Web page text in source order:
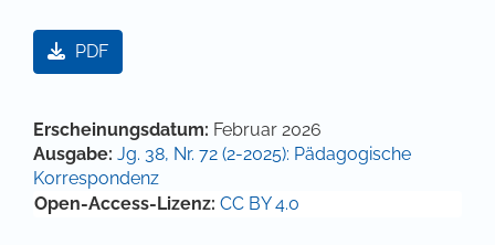
Artikel-Sidebar
PDF
Hauptsächlicher Artikelinhalt
Artikel-Details
Erscheinungsdatum: Februar 2026
Ausgabe: Jg. 38, Nr. 72 (2-2025): Pädagogische
Korrespondenz
Open-Access-Lizenz: CC BY 4.0